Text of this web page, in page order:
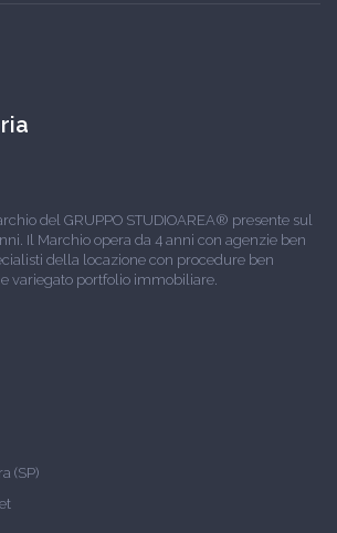
del GRUPPO STUDIOAREA® presente sul
Il Marchio opera da 4 anni con agenzie ben
della locazione con procedure ben
variegato portfolio immobiliare.
(SP)